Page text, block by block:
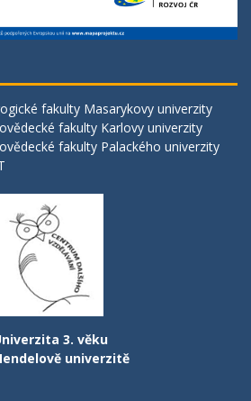
fakulty Masarykovy univerzity
fakulty Karlovy univerzity
fakulty Palackého univerzity
3. věku
univerzitě